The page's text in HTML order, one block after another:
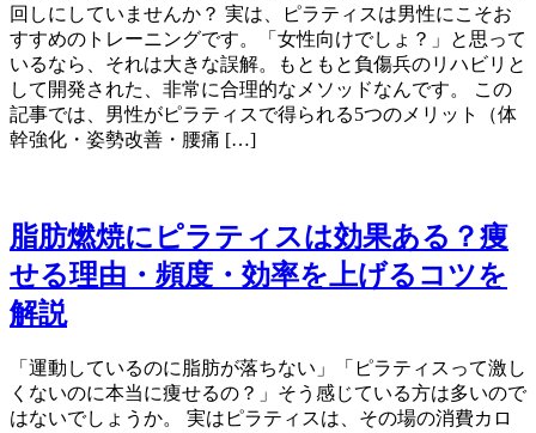
回しにしていませんか？ 実は、ピラティスは男性にこそお
すすめのトレーニングです。「女性向けでしょ？」と思って
いるなら、それは大きな誤解。もともと負傷兵のリハビリと
して開発された、非常に合理的なメソッドなんです。 この
記事では、男性がピラティスで得られる5つのメリット（体
幹強化・姿勢改善・腰痛 […]
脂肪燃焼にピラティスは効果ある？痩
せる理由・頻度・効率を上げるコツを
解説
「運動しているのに脂肪が落ちない」「ピラティスって激し
くないのに本当に痩せるの？」そう感じている方は多いので
はないでしょうか。 実はピラティスは、その場の消費カロ